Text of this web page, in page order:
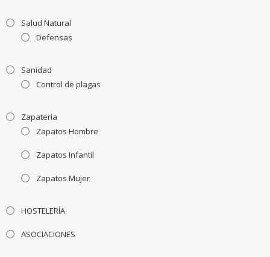
Salud Natural
Defensas
Sanidad
Control de plagas
Zapatería
Zapatos Hombre
Zapatos Infantil
Zapatos Mujer
HOSTELERÍA
ASOCIACIONES